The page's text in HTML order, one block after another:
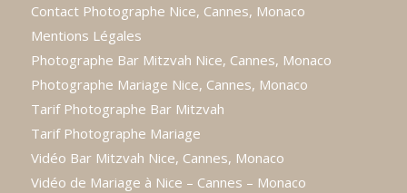
Contact Photographe Nice, Cannes, Monaco
Mentions Légales
Photographe Bar Mitzvah Nice, Cannes, Monaco
Photographe Mariage Nice, Cannes, Monaco
Tarif Photographe Bar Mitzvah
Tarif Photographe Mariage
Vidéo Bar Mitzvah Nice, Cannes, Monaco
Vidéo de Mariage à Nice – Cannes – Monaco